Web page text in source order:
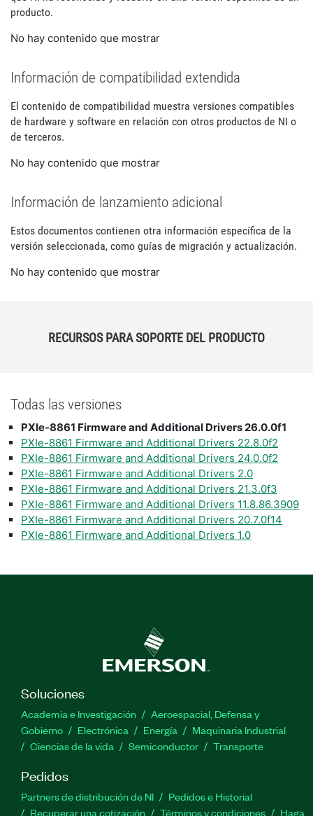
producto.
No hay contenido que mostrar
Información de compatibilidad extendida
El contenido de compatibilidad muestra versiones compatibles
de hardware y software en relación con otros productos de NI o
de terceros.
No hay contenido que mostrar
Información de lanzamiento adicional
Estos documentos contienen otra información específica de la
versión seleccionada, como guías de migración y actualización.
No hay contenido que mostrar
RECURSOS PARA SOPORTE DEL PRODUCTO
Todas las versiones
PXIe-8861 Firmware and Additional Drivers 26.0.0f1
PXIe-8861 Firmware and Additional Drivers 22.8.0f2
PXIe-8861 Firmware and Additional Drivers 24.0.0f2
PXIe-8861 Firmware and Additional Drivers 2.0
PXIe-8861 Firmware and Additional Drivers 21.3.0f3
PXIe-8861 Firmware and Additional Drivers 11.8.86.3909
PXIe-8861 Firmware and Additional Drivers 20.7.0f14
PXIe-8861 Firmware and Additional Drivers 1.0
Soluciones
Academia e Investigación
Aeroespacial, Defensa y
Gobierno
Electrónica Energía
Maquinaria Industrial
Ciencias de la vida
Semiconductor Transporte
Pedidos
Partners de distribución de NI
Pedidos e Historial
Recuperar una cotización
Términos y condiciones
Haga